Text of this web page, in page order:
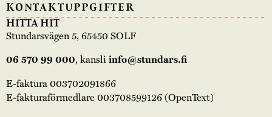
KONTAKTUPPGIFTER
HITTA HIT
Stundarsvägen 5, 65450 SOLF
06 570 99 000, kansliinfo@stundars.fi
E-faktura 003702091866
E-fakturaförmedlare 003708599126 (OpenText)